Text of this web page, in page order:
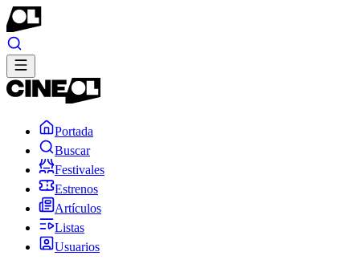
Portada
Buscar
Festivales
Estrenos
Artículos
Listas
Usuarios